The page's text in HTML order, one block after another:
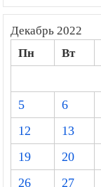
Декабрь 2022
Пн Вт
5
6
12
13
19
20
26
27